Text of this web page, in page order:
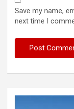
Save my name,
next time I